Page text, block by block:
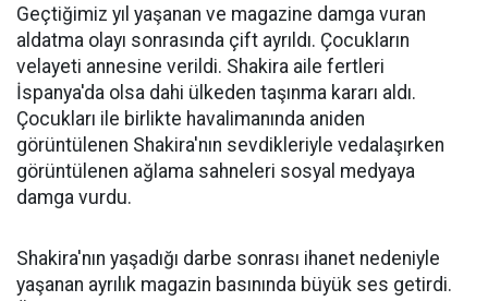
Geçtiğimiz yıl yaşanan ve magazine damga vuran
aldatma olayı sonrasında çift ayrıldı. Çocukların
velayeti annesine verildi. Shakira aile fertleri
İspanya'da olsa dahi ülkeden taşınma kararı aldı.
Çocukları ile birlikte havalimanında aniden
görüntülenen Shakira'nın sevdikleriyle vedalaşırken
görüntülenen ağlama sahneleri sosyal medyaya
damga vurdu.
Shakira'nın yaşadığı darbe sonrası ihanet nedeniyle
yaşanan ayrılık magazin basınında büyük ses getirdi.